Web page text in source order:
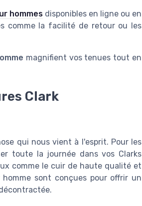
hommes disponibles en ligne ou en
comme la facilité de retour ou les
magnifient vos tenues tout en
Clark
qui nous vient à l'esprit. Pour les
toute la journée dans vos Clarks
comme le cuir de haute qualité et
sont conçues pour offrir un